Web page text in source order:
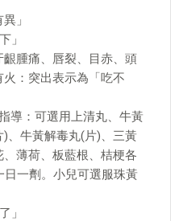
」
」
腫痛、唇裂、目赤、頭
：突出表示為「吃不
導：可選用上清丸、牛黃
、牛黃解毒丸(片)、三黃
薄荷、板藍根、桔梗各
日一劑。小兒可選服珠黃
」